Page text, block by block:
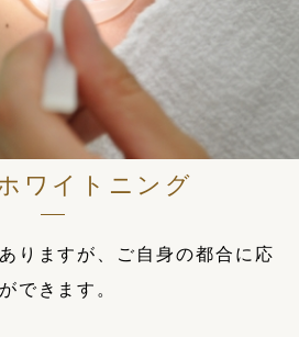
ワイトニング
りますが、ご自身の都合に応
できます。